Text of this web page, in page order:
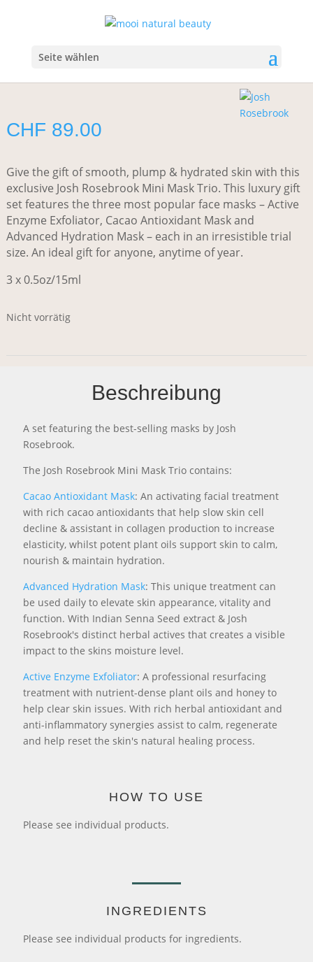
Seite wählen
Josh Rosebrook Mini Mask Trio
CHF 89.00
Give the gift of smooth, plump & hydrated skin with this
exclusive Josh Rosebrook Mini Mask Trio. This luxury gift
set features the three most popular face masks – Active
Enzyme Exfoliator, Cacao Antioxidant Mask and
Advanced Hydration Mask – each in an irresistible trial
size. An ideal gift for anyone, anytime of year.
3 x 0.5oz/15ml
Nicht vorrätig
Beschreibung
A set featuring the best-selling masks by Josh
Rosebrook.
The Josh Rosebrook Mini Mask Trio contains:
Cacao Antioxidant Mask: An activating facial treatment
with rich cacao antioxidants that help slow skin cell
decline & assistant in collagen production to increase
elasticity, whilst potent plant oils support skin to calm,
nourish & maintain hydration.
Advanced Hydration Mask: This unique treatment can
be used daily to elevate skin appearance, vitality and
function. With Indian Senna Seed extract & Josh
Rosebrook's distinct herbal actives that creates a visible
impact to the skins moisture level.
Active Enzyme Exfoliator: A professional resurfacing
treatment with nutrient-dense plant oils and honey to
help clear skin issues. With rich herbal antioxidant and
anti-inflammatory synergies assist to calm, regenerate
and help reset the skin's natural healing process.
HOW TO USE
Please see individual products.
INGREDIENTS
Please see individual products for ingredients.